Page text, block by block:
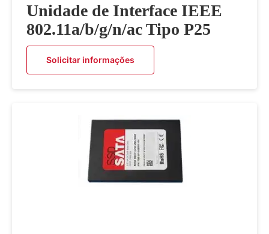
Unidade de Interface IEEE
802.11a/b/g/n/ac Tipo P25
Solicitar informações